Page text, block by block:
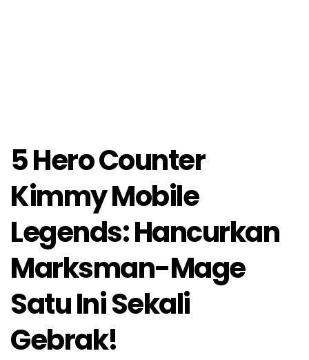
5 Hero Counter
Kimmy Mobile
Legends: Hancurkan
Marksman-Mage
Satu Ini Sekali
Gebrak!